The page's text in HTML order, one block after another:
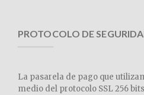
PROTOCOLO DE
La pasarela de pago que
medio del protocolo SSL 256